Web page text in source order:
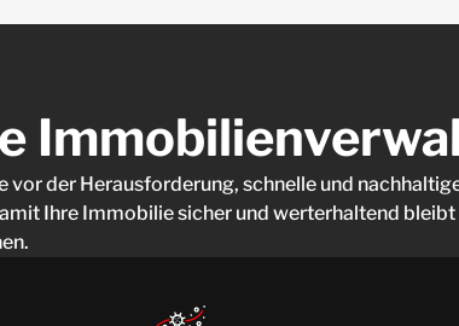
der Herausforderung, schnelle und
Ihre Immobilie sicher und werterhaltend bleibt